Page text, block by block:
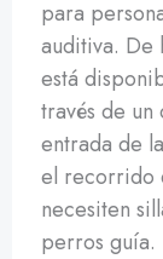
para
auditiva. De
está
través de
entrada de
el recorrido
necesiten
perros guía.